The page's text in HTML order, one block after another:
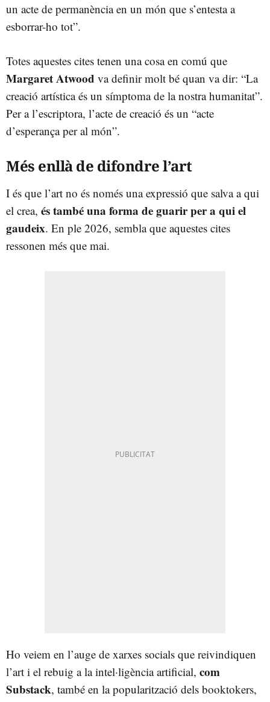
un acte de permanència en un món que s’entesta a
esborrar-ho tot”.
Totes aquestes cites tenen una cosa en comú que
Margaret Atwood va definir molt bé quan va dir: “La
creació artística és un símptoma de la nostra humanitat”.
Per a l’escriptora, l’acte de creació és un “acte
d’esperança per al món”.
Més enllà de difondre l’art
I és que l’art no és només una expressió que salva a qui
el crea, és també una forma de guarir per a qui el
gaudeix. En ple 2026, sembla que aquestes cites
ressonen més que mai.
Ho veiem en l’auge de xarxes socials que reivindiquen
l’art i el rebuig a la intel·ligència artificial, com
Substack, també en la popularització dels booktokers,